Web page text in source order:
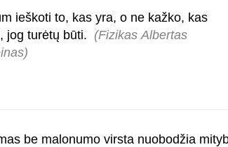
ieškoti to, kas yra, o ne kažko, kas
jog turėtų būti. (Fizikas Albertas
be malonumo virsta nuobodžia